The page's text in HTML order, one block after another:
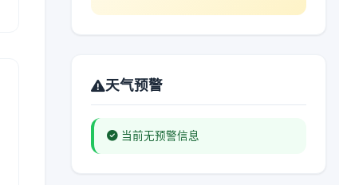
天气预警
当前无预警信息